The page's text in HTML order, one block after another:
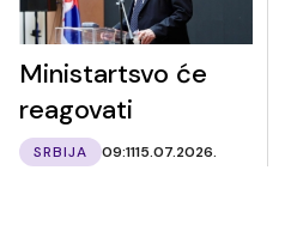
Ministartsvo će
reagovati
SRBIJA 09:1115.07.2026.